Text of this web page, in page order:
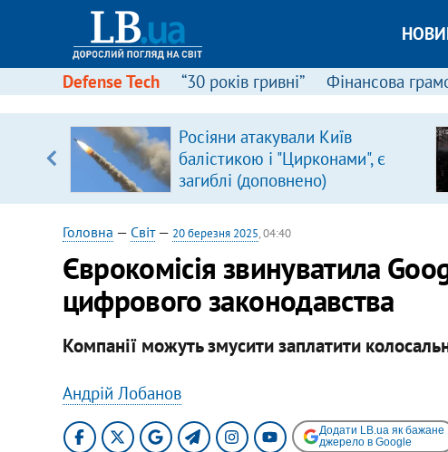
Defense Tech “30 років гривні” Фінансова
Росіяни атакували Київ
балістикою і "Цирконами", є
загиблі (доповнено)
Головна — Світ— 20 березня 2025, 04:40
Єврокомісія звинуватила
цифрового законодавства
Компанії можуть змусити заплатити
Андрій Лобанов
Додати LB.ua як бажане
джерело в Google